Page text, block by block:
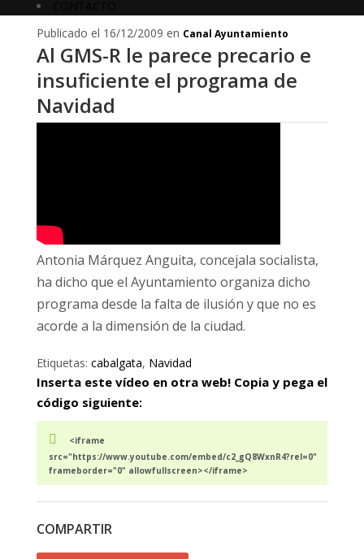
Publicado el 16/12/2009 en Canal Ayuntamiento
Al GMS-R le parece precario e
insuficiente el programa de
Navidad
Antonia Márquez Anguita, concejala socialista,
ha dicho que el Ayuntamiento organiza dicho
programa desde la falta de ilusión y que no es
acorde a la dimensión de la ciudad.
Etiquetas: cabalgata, Navidad
Inserta este vídeo en otra web! Copia y pega el
código siguiente:
<iframe
src="https://www.youtube.com/embed/c2_gQ8WxnR4?rel=0"
frameborder="0" allowfullscreen></iframe>
COMPARTIR